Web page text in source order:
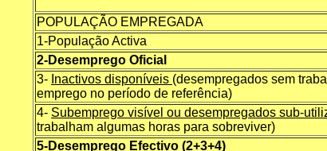
POPULAÇÃO EMPREGADA
1-População Activa
2-Desemprego Oficial
3- Inactivos disponíveis (desempregados sem
emprego no período de referência)
4- Subemprego visível ou desempregados sub-
trabalham algumas horas para sobreviver)
5-Desemprego Efectivo (2+3+4)